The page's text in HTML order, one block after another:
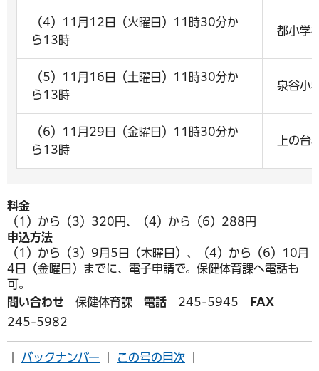
（4）11月12日（火曜日）11時30分か
ら13時
都小学
（5）11月16日（土曜日）11時30分か
ら13時
泉谷小
（6）11月29日（金曜日）11時30分か
ら13時
上の台
料金
（1）から（3）320円、（4）から（6）288円
申込方法
（1）から（3）9月5日（木曜日）、（4）から（6）10月
4日（金曜日）までに、電子申請で。保健体育課へ電話も
可。
問い合わせ 保健体育課 電話 245-5945
FAX
245-5982
バックナンバー この号の目次